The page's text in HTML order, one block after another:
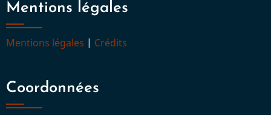
Mentions légales
Mentions légales | Crédits
Coordonnées